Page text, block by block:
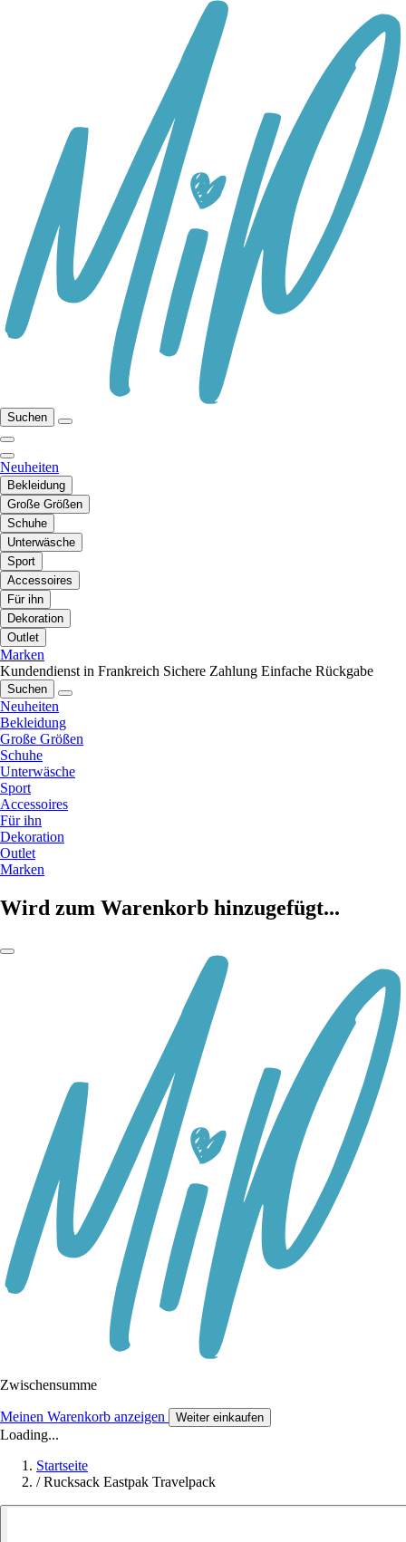
Suchen
Neuheiten
Bekleidung
Große Größen
Schuhe
Unterwäsche
Sport
Accessoires
Für ihn
Dekoration
Outlet
Marken
Kundendienst in Frankreich Sichere Zahlung Einfache Rückgabe
Suchen
Neuheiten
Bekleidung
Große Größen
Schuhe
Unterwäsche
Sport
Accessoires
Für ihn
Dekoration
Outlet
Marken
Wird zum Warenkorb hinzugefügt...
Zwischensumme
Meinen Warenkorb anzeigen Weiter einkaufen
Loading...
Startseite
/ Rucksack Eastpak Travelpack